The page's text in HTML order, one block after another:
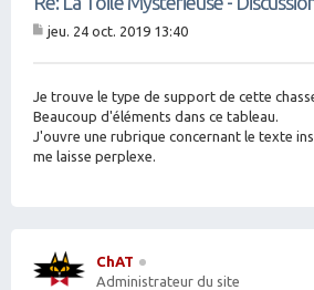
g
e
jeu. 24 oct. 2019 13:40
Je trouve le type de support de cette
Beaucoup d'éléments dans ce tableau.
J'ouvre une rubrique concernant le texte
me laisse perplexe.
ChAT
Administrateur du site